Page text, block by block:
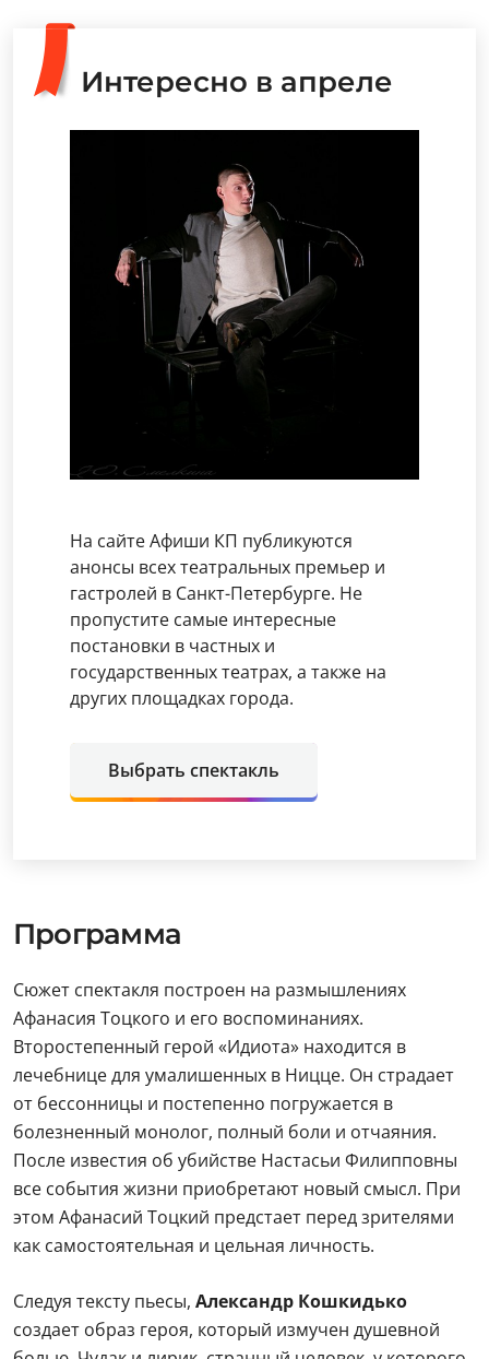
Интересно в апреле
На сайте Афиши КП публикуются
анонсы всех театральных премьер и
гастролей в Санкт-Петербурге. Не
пропустите самые интересные
постановки в частных и
государственных театрах, а также на
других площадках города.
Выбрать спектакль
Программа
Сюжет спектакля построен на размышлениях
Афанасия Тоцкого и его воспоминаниях.
Второстепенный герой «Идиота» находится в
лечебнице для умалишенных в Ницце. Он страдает
от бессонницы и постепенно погружается в
болезненный монолог, полный боли и отчаяния.
После известия об убийстве Настасьи Филипповны
все события жизни приобретают новый смысл. При
этом Афанасий Тоцкий предстает перед зрителями
как самостоятельная и цельная личность.
Следуя тексту пьесы, Александр Кошкидько
создает образ героя, который измучен душевной